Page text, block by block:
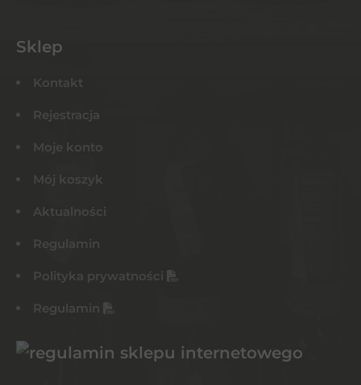
Sklep
Kontakt
Rejestracja
Moje konto
Mój koszyk
Aktualności
Regulamin
Polityka prywatności
Regulamin